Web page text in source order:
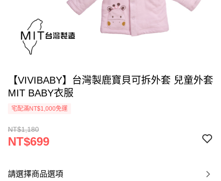
【VIVIBABY】台灣製鹿寶貝可拆外套 兒童外套
MIT BABY衣服
宅配滿NT$1,000免運
NT$1,180
NT$699
請選擇商品選項